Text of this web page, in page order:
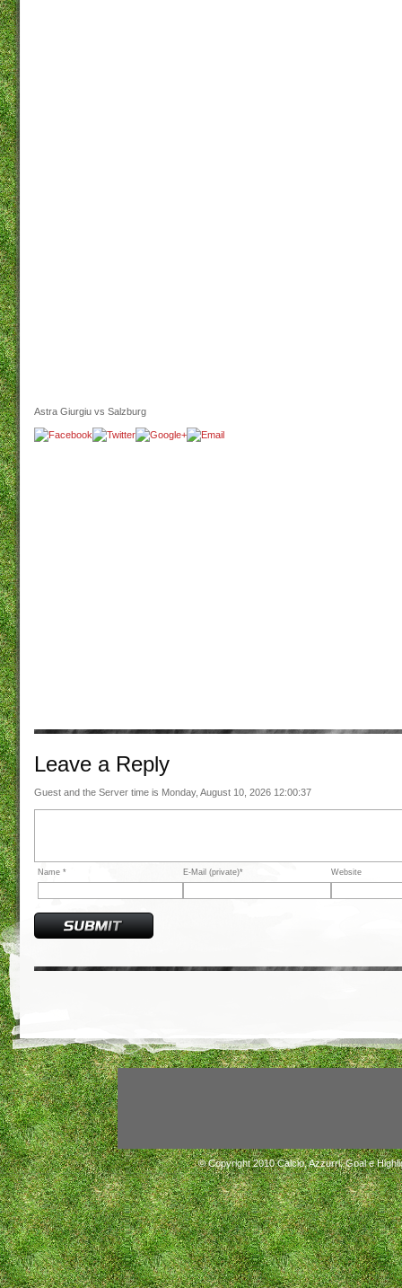
Astra Giurgiu vs Salzburg
Leave a Reply
Guest and the Server time is Monday, August 10, 2026 12:00:37
Name * E-Mail (private)* Website
© Copyright 2010Calcio, Azzurri, Goal e